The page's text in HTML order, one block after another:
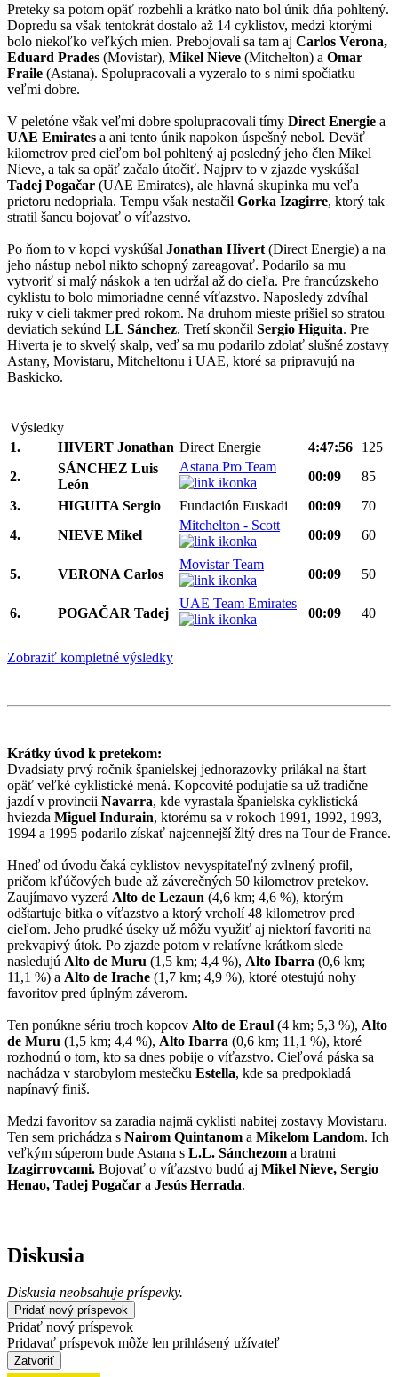
Preteky sa potom opäť rozbehli a krátko nato bol únik dňa pohltený.
Dopredu sa však tentokrát dostalo až 14 cyklistov, medzi ktorými
bolo niekoľko veľkých mien. Prebojovali sa tam aj Carlos Verona,
Eduard Prades (Movistar), Mikel Nieve (Mitchelton) a Omar
Fraile (Astana). Spolupracovali a vyzeralo to s nimi spočiatku
veľmi dobre.
V peletóne však veľmi dobre spolupracovali tímy Direct Energie a
UAE Emirates a ani tento únik napokon úspešný nebol. Deväť
kilometrov pred cieľom bol pohltený aj posledný jeho člen Mikel
Nieve, a tak sa opäť začalo útočiť. Najprv to v zjazde vyskúšal
Tadej Pogačar (UAE Emirates), ale hlavná skupinka mu veľa
prietoru nedopriala. Tempu však nestačil Gorka Izagirre, ktorý tak
stratil šancu bojovať o víťazstvo.
Po ňom to v kopci vyskúšal Jonathan Hivert (Direct Energie) a na
jeho nástup nebol nikto schopný zareagovať. Podarilo sa mu
vytvoriť si malý náskok a ten udržal až do cieľa. Pre francúzskeho
cyklistu to bolo mimoriadne cenné víťazstvo. Naposledy zdvíhal
ruky v cieli takmer pred rokom. Na druhom mieste prišiel so stratou
deviatich sekúnd LL Sánchez. Tretí skončil Sergio Higuita. Pre
Hiverta je to skvelý skalp, veď sa mu podarilo zdolať slušné zostavy
Astany, Movistaru, Mitcheltonu i UAE, ktoré sa pripravujú na
Baskicko.
Výsledky
1.
HIVERT Jonathan Direct Energie 4:47:56
125
2.
SÁNCHEZ Luis
León
Astana Pro Team
00:09
85
3.
HIGUITA Sergio Fundación Euskadi 00:09
70
4.
NIEVE Mikel
Mitchelton - Scott
00:09 60
5. VERONA Carlos
Movistar Team
00:09 50
6. POGAČAR Tadej
UAE Team Emirates
00:09 40
Zobraziť kompletné výsledky
Krátky úvod k pretekom:
Dvadsiaty prvý ročník španielskej jednorazovky prilákal na štart
opäť veľké cyklistické mená. Kopcovité podujatie sa už tradične
jazdí v provincii Navarra, kde vyrastala španielska cyklistická
hviezda Miguel Indurain, ktorému sa v rokoch 1991, 1992, 1993,
1994 a 1995 podarilo získať najcennejší žltý dres na Tour de France.
Hneď od úvodu čaká cyklistov nevyspitateľný zvlnený profil,
pričom kľúčových bude až záverečných 50 kilometrov pretekov.
Zaujímavo vyzerá Alto de Lezaun (4,6 km; 4,6 %), ktorým
odštartuje bitka o víťazstvo a ktorý vrcholí 48 kilometrov pred
cieľom. Jeho prudké úseky už môžu využiť aj niektorí favoriti na
prekvapivý útok. Po zjazde potom v relatívne krátkom slede
nasledujú Alto de Muru (1,5 km; 4,4 %), Alto Ibarra (0,6 km;
11,1 %) a Alto de Irache (1,7 km; 4,9 %), ktoré otestujú nohy
favoritov pred úplným záverom.
Ten ponúkne sériu troch kopcov Alto de Eraul (4 km; 5,3 %), Alto
de Muru (1,5 km; 4,4 %), Alto Ibarra (0,6 km; 11,1 %), ktoré
rozhodnú o tom, kto sa dnes pobije o víťazstvo. Cieľová páska sa
nachádza v starobylom mestečku Estella, kde sa predpokladá
napínavý finiš.
Medzi favoritov sa zaradia najmä cyklisti nabitej zostavy Movistaru.
Ten sem prichádza s Nairom Quintanom a Mikelom Landom. Ich
veľkým súperom bude Astana s L.L. Sánchezom a bratmi
Izagirrovcami. Bojovať o víťazstvo budú aj Mikel Nieve, Sergio
Henao, Tadej Pogačar a Jesús Herrada.
Diskusia
Diskusia neobsahuje príspevky.
Pridať nový príspevok
Pridať nový príspevok
Pridavať príspevok môže len prihlásený užívateľ
Zatvoriť